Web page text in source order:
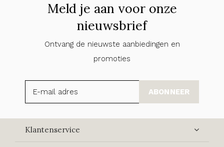
Meld je aan voor onze
nieuwsbrief
Ontvang de nieuwste aanbiedingen en
promoties
ABONNEER
Klantenservice